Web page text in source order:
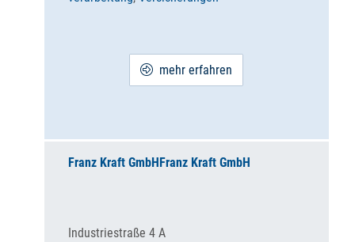
mehr erfahren
Franz Kraft GmbH Franz Kraft GmbH
Industriestraße 4 A